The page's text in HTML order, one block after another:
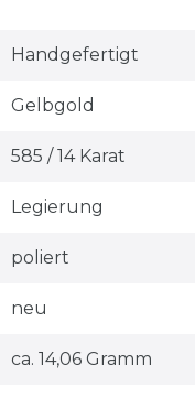
Handgefertigt
Gelbgold
585 / 14 Karat
Legierung
poliert
neu
ca. 14,06 Gramm